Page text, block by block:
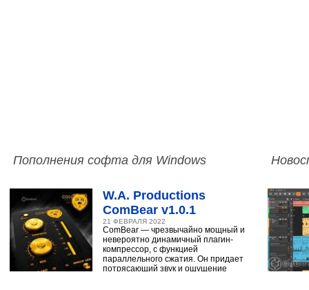
Пополнения софта для Windows
W.A. Productions
ComBear v1.0.1
21 ФЕВРАЛЯ 2022
ComBear — чрезвычайно мощный и
невероятно динамичный плагин-
компрессор, с функцией
параллельного сжатия. Он придает
потрясающий звук и ощущение